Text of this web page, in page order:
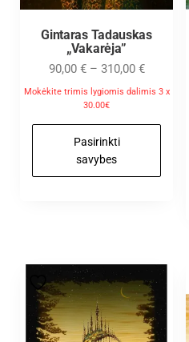
Gintaras Tadauskas
„Vakarėja”
90,00 € – 310,00 €
Mokėkite trimis lygiomis dalimis 3 x
30.00€
Pasirinkti
savybes